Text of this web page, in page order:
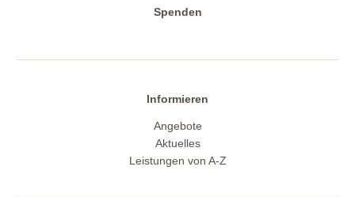
Spenden
Informieren
Angebote
Aktuelles
Leistungen von A-Z